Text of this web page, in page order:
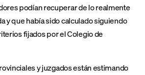
podían recuperar de lo realmente
y que había sido calculado siguiendo
fijados por el Colegio de
y juzgados están estimando